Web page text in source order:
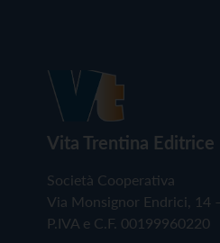
Vita Trentina Editrice
Società Cooperativa
Via Monsignor Endrici, 14
P.IVA e C.F. 00199960220